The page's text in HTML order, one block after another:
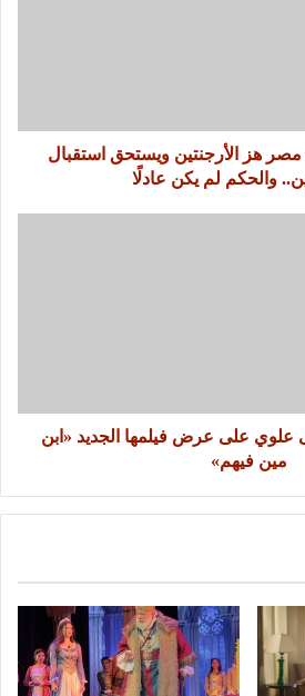
هز الأرجنتين ويستحق استقبال
والحكم لم يكن عادلًا
علوي على عرض فيلمها الجديد «ابن
مين فيهم»